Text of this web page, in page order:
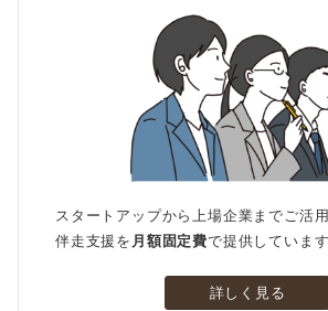
スタートアップから上場企業までご活
伴走支援を 月額固定費で提供しています
詳しく見る